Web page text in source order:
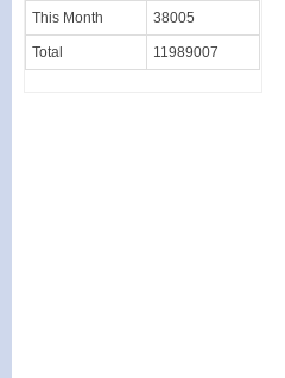
This Month 38005
Total 11989007